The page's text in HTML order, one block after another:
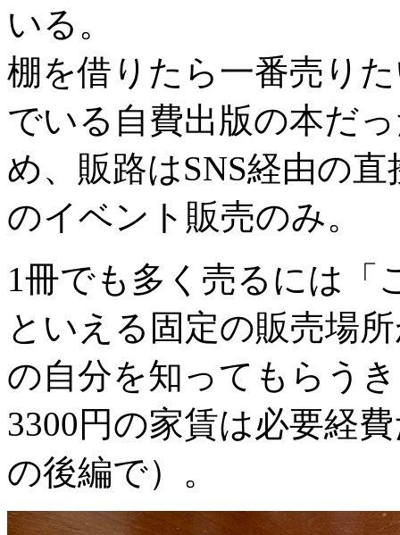
いる。
棚を借りたら一番売り
でいる自費出版の本だ
め、販路はSNS経由の
のイベント販売のみ。
1冊でも多く売るには「
といえる固定の販売場
の自分を知ってもらう
3300円の家賃は必要経
の後編で）。